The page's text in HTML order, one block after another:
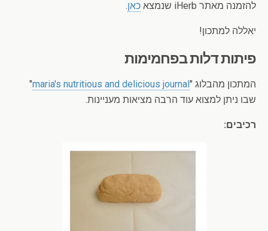
להזמנה מאתר iHerb שנמצא
כאן.
יאללה למתכון!
פיתות דלות בפחמימות
המתכון מהבלוג "maria's nutritious and delicious journal
"
שבו ניתן למצוא עוד הרבה מציאות מעניינות.
רכיבים: